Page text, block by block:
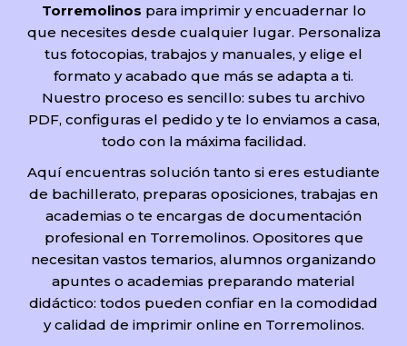
Torremolinos para imprimir y encuadernar lo
que necesites desde cualquier lugar. Personaliza
tus fotocopias, trabajos y manuales, y elige el
formato y acabado que más se adapta a ti.
Nuestro proceso es sencillo: subes tu archivo
PDF, configuras el pedido y te lo enviamos a casa,
todo con la máxima facilidad.
Aquí encuentras solución tanto si eres estudiante
de bachillerato, preparas oposiciones, trabajas en
academias o te encargas de documentación
profesional en Torremolinos. Opositores que
necesitan vastos temarios, alumnos organizando
apuntes o academias preparando material
didáctico: todos pueden confiar en la comodidad
y calidad de imprimir online en Torremolinos.